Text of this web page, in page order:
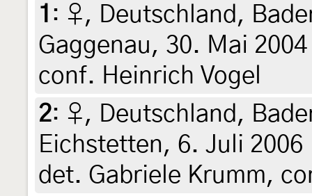
1 : ♀, Deutschland,
Gaggenau, 30. Mai
conf. Heinrich Vogel
2: ♀, Deutschland,
Eichstetten, 6. Juli
det. Gabriele Krumm,